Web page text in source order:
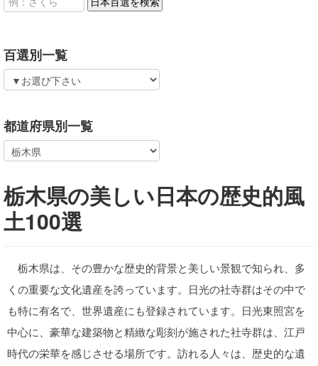
百選別一覧
都道府県別一覧
栃木県の美しい日本の歴史的風
土100選
栃木県は、その豊かな歴史的背景と美しい景観で知られ、多
くの重要な文化遺産を誇っています。日光の社寺群はその中で
も特に有名で、世界遺産にも登録されています。日光東照宮を
中心に、豪華な建築物と精緻な彫刻が施された社寺群は、江戸
時代の栄華を感じさせる場所です。訪れる人々は、歴史的な遺